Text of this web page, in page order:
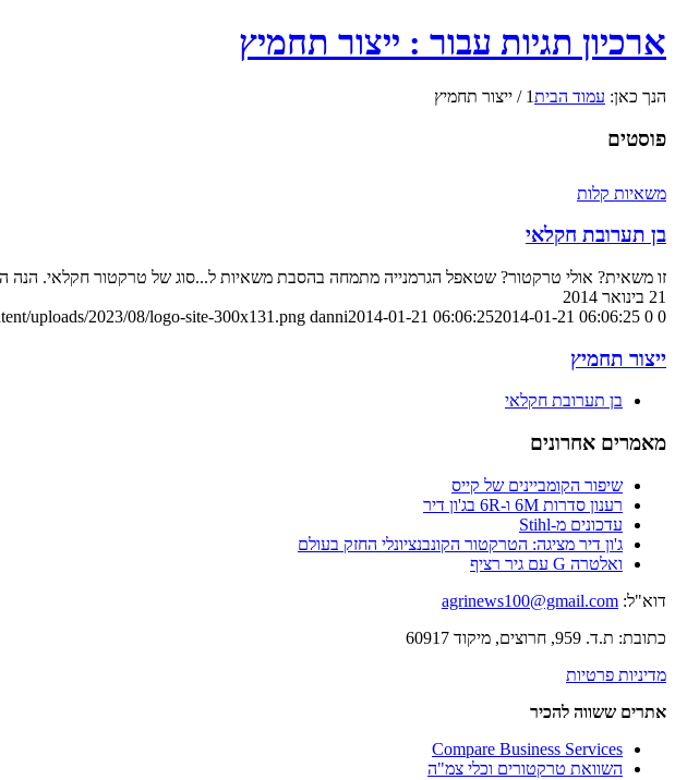
ארכיון תגיות עבור : ייצור תחמיץ
הנך כאן: עמוד הבית1
/ ייצור תחמיץ
פוסטים
משאיות קלות
בן תערובת חקלאי
זו משאית? אולי טרקטור? שטאפל הגרמנייה מתמחה בהסבת משאיות ל...סוג של טרקטור חקלאי. הנה
21 בינואר 2014
0
0
uploads/2023/08/logo-site-300x131.png danni2014-01-21 06:06:252014-01-21 06:06:25
ייצור תחמיץ
בן תערובת חקלאי
מאמרים אחרונים
שיפור הקומביינים של קייס
רענון סדרות 6M ו-6R בג'ון דיר
עדכונים מ-Stihl
ג'ון דיר מציגה: הטרקטור הקונבנציונלי החזק בעולם
ואלטרה G עם גיר רציף
דוא"ל: agrinews100@gmail.com
כתובת: ת.ד. 959, חרוצים, מיקוד 60917
מדיניות פרטיות
אתרים ששווה להכיר
Compare Business Services
השוואת טרקטורים וכלי צמ"ה